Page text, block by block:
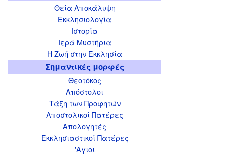
Θεία Αποκάλυψη
Εκκλησιολογία
Ιστορία
Ιερά Μυστήρια
Η Ζωή στην Εκκλησία
Σημαντικές μορφές
Θεοτόκος
Απόστολοι
Τάξη των Προφητών
Αποστολικοί Πατέρες
Απολογητές
Εκκλησιαστικοί Πατέρες
'Αγιοι